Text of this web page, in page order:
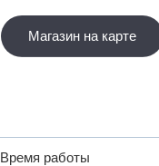
Магазин на карте
Время работы